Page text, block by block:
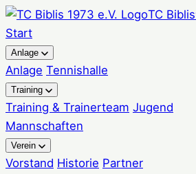
Zum
Inhalt
springen
TC Biblis
Start
Anlage
Anlage Tennishalle
Training
Training & Trainerteam Jugend
Mannschaften
Verein
Vorstand Historie Partner